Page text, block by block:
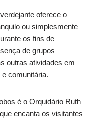
oferece o
ou simplesmente
os fins de
de grupos
outras atividades em
comunitária.
é o Orquidário Ruth
encanta os visitantes